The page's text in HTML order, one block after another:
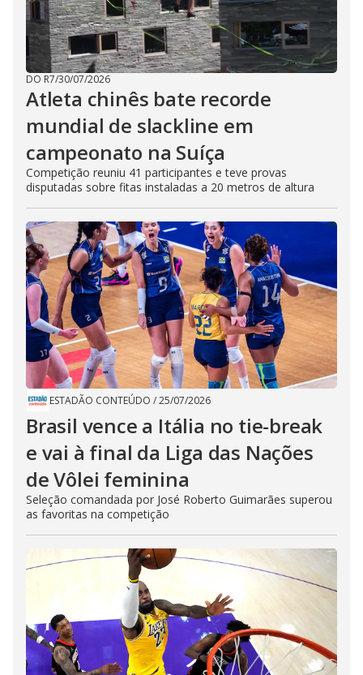
DO R7/30/07/2026
Atleta chinês bate recorde
mundial de slackline em
campeonato na Suíça
Competição reuniu 41 participantes e teve provas
disputadas sobre fitas instaladas a 20 metros de altura
ESTADÃO CONTEÚDO /25/07/2026
Brasil vence a Itália no tie-break
e vai à final da Liga das Nações
de Vôlei feminina
Seleção comandada por José Roberto Guimarães superou
as favoritas na competição